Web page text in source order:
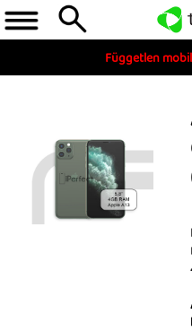
Független